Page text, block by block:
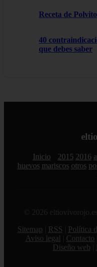
Receta de
40
que debes saber
Inicio 2015 2016
huevos mariscos otros
© 2026
Sitemap
RSS Política
Aviso legal
Contacto
Diseño web